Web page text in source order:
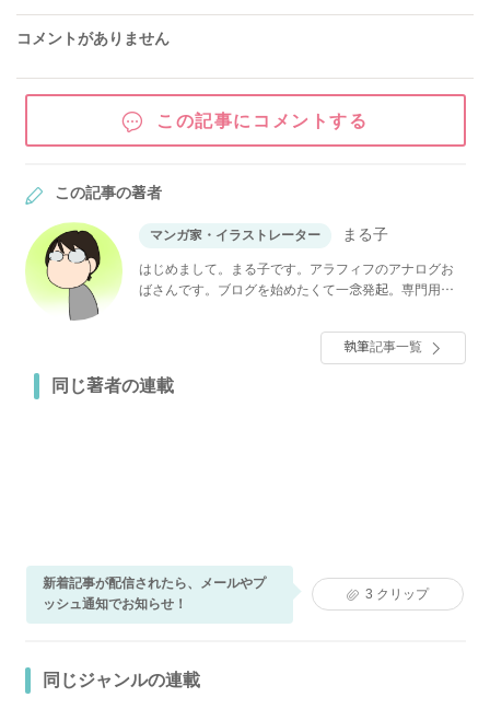
コメントがありません
この記事にコメントする
この記事の著者
マンガ家・イラストレーター まる子
はじめまして。まる子です。アラフィフのアナログお
ばさんです。ブログを始めたくて一念発起。専門用語
屋根の下の同居、完全同居している義母との嫁姑問
題、介護がメインのブログです。似た環境の方々がス
トレス溜めすぎないようにクスッと息抜きできるよう
な文章を心がけていきたいです。
執筆記事一覧
同じ著者の連載
新着記事が配信されたら、メールやプ
ッシュ通知でお知らせ！
3 クリップ
同じジャンルの連載